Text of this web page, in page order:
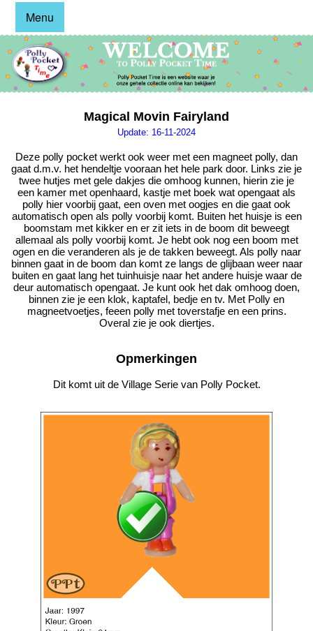
Menu
Magical Movin Fairyland
Update: 16-11-2024
Deze polly pocket werkt ook weer met een magneet polly, dan
gaat d.m.v. het hendeltje vooraan het hele park door. Links zie je
twee hutjes met gele dakjes die omhoog kunnen, hierin zie je
een kamer met openhaard, kastje met boek wat opengaat als
polly hier voorbij gaat, een oven met oogjes en die gaat ook
automatisch open als polly voorbij komt. Buiten het huisje is een
boomstam met kikker en er zit iets in de boom dit beweegt
allemaal als polly voorbij komt. Je hebt ook nog een boom met
ogen en die veranderen als je de takken beweegt. Als polly naar
binnen gaat in de boom dan komt ze langs de glijbaan weer naar
buiten en gaat lang het tuinhuisje naar het andere huisje waar de
deur automatisch opengaat. Je kunt ook het dak omhoog doen,
binnen zie je een klok, kaptafel, bedje en tv. Met Polly en
magneetvoetjes, feeen polly met toverstafje en een prins.
Overal zie je ook diertjes.
Opmerkingen
Dit komt uit de Village Serie van Polly Pocket.